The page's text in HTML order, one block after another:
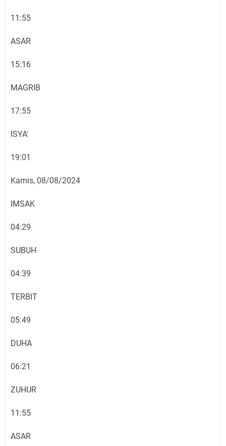
11:55
ASAR
15:16
MAGRIB
17:55
ISYA'
19:01
Kamis, 08/08/2024
IMSAK
04:29
SUBUH
04:39
TERBIT
05:49
DUHA
06:21
ZUHUR
11:55
ASAR